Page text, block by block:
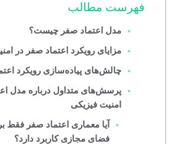
فهرست مطالب
مدل اعتماد صفر چیست؟
مزایای رویکرد اعتماد صفر در
چالش‌های پیاده‌سازی رویکرد
پرسش‌های متداول درباره مدل
امنیت فیزیکی
آیا معماری اعتماد صفر فقط
فضای مجازی کاربرد دارد؟